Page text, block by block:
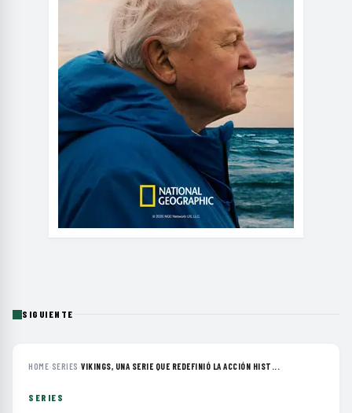
SIGUIENTE
HOME› SERIES ›VIKINGS, UNA SERIE QUE REDEFINIÓ LA ACCIÓN HIST...
SERIES